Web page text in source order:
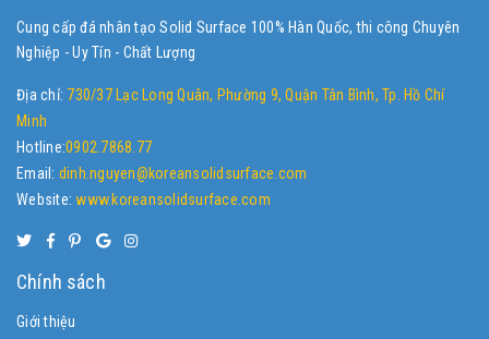
Cung cấp đá nhân tạo Solid Surface 100% Hàn Quốc, thi công Chuyên
Nghiệp - Uy Tín - Chất Lượng
Địa chỉ: 730/37 Lạc Long Quân, Phường 9, Quận Tân Bình, Tp. Hồ Chí
Minh
Hotline:0902.7868.77
Email: dinh.nguyen@koreansolidsurface.com
Website:www.koreansolidsurface.com
Chính sách
Giới thiệu